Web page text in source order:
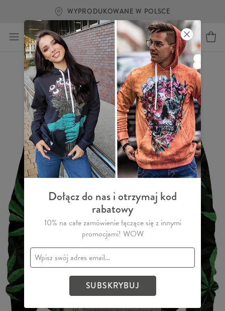
WYPRODUKOWANE W POLSCE
Dołącz do nas i otrzymaj kod
rabatowy
10% na całe zamówienie łączące się z innymi
promocjami! WOW
SUBSKRYBUJ